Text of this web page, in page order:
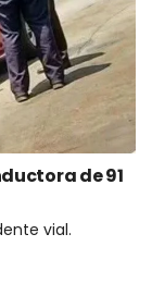
de 91
vial.